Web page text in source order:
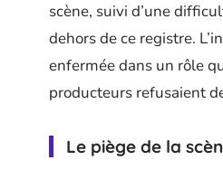
scène, suivi d’une
dehors de ce registre.
enfermée dans un rôle
producteurs refusaient
Le piège de la